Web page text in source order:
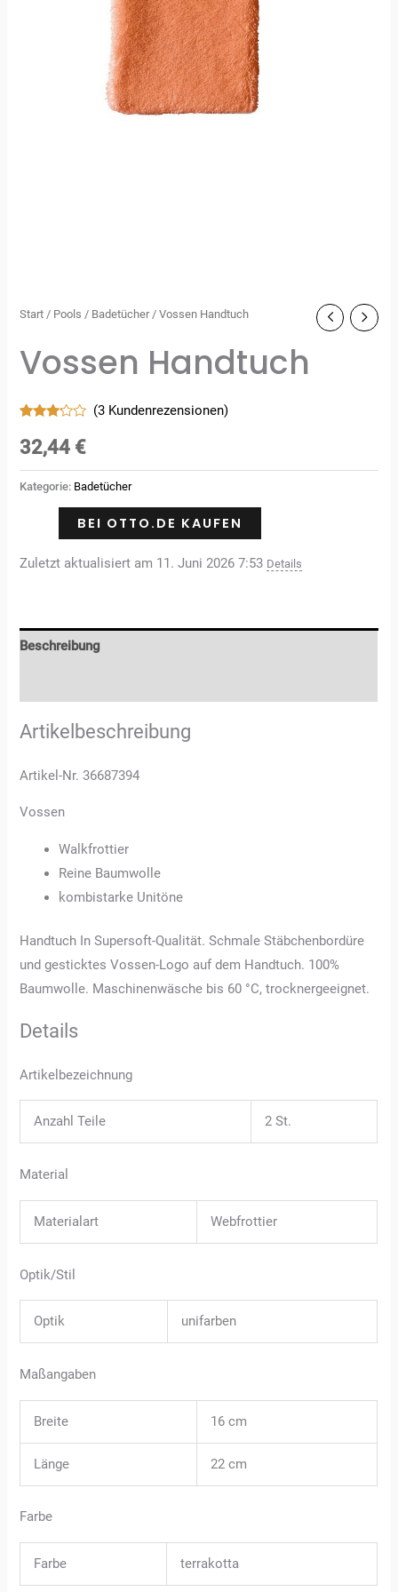
Start / Pools / Badetücher/ Vossen Handtuch
Vossen Handtuch
mit
3.00
von 5,
basierend
auf
Kundenbewertungen
(3 Kundenrezensionen)
32,44 €
Kategorie: Badetücher
BEI OTTO.DE KAUFEN
Zuletzt aktualisiert am 11. Juni 2026 7:53 Details
Beschreibung
Artikelbeschreibung
Artikel-Nr. 36687394
Vossen
Walkfrottier
Reine Baumwolle
kombistarke Unitöne
Handtuch In Supersoft-Qualität. Schmale Stäbchenbordüre
und gesticktes Vossen-Logo auf dem Handtuch. 100%
Baumwolle. Maschinenwäsche bis 60 °C, trocknergeeignet.
Details
Artikelbezeichnung
Anzahl Teile 2 St.
Material
Materialart Webfrottier
Optik/Stil
Optik unifarben
Maßangaben
Breite 16 cm
Länge 22 cm
Farbe
Farbe terrakotta